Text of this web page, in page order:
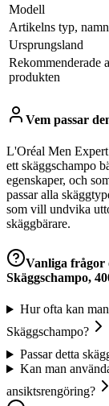
Modell
Artikelns typ, namn
Ursprungsland
Rekommenderade
produkten
Vem passar
L'Oréal Men
ett skäggschampo
egenskaper, och
passar alla
som vill undvika
skäggbärare.
Vanliga frågor
Skäggschampo,
Hur ofta kan
Skäggschampo?
Passar detta
Kan man
ansiktsrengöring?